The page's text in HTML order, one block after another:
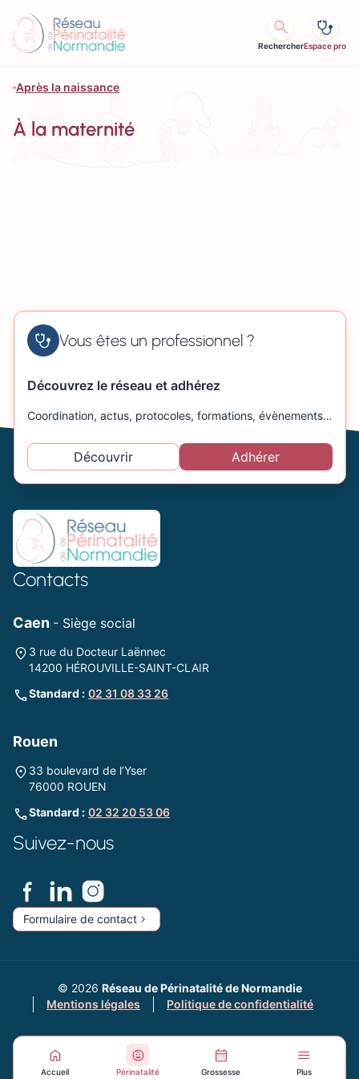
RechercherEspace pro
Accueil Périnatalité Grossesse Plus
Après la naissance
À la maternité
Vous êtes un professionnel ?
Découvrez le réseau et adhérez
Coordination, actus, protocoles, formations, évènements…
Découvrir Adhérer
Contacts
Caen - Siège social
3 rue du Docteur Laënnec
14200 HÉROUVILLE-SAINT-CLAIR
Standard : 02 31 08 33 26
Rouen
33 boulevard de l’Yser
76000 ROUEN
Standard : 02 32 20 53 06
Suivez-nous
Formulaire de contact
© 2026 Réseau de Périnatalité de Normandie
Mentions légales
Politique de confidentialité